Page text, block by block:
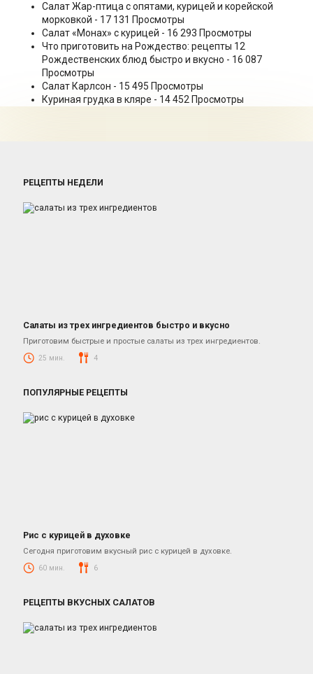
Салат Жар-птица с опятами, курицей и корейской
морковкой - 17 131 Просмотры
Салат «Монах» с курицей - 16 293 Просмотры
Что приготовить на Рождество: рецепты 12
Рождественских блюд быстро и вкусно - 16 087
Просмотры
Салат Карлсон - 15 495 Просмотры
Куриная грудка в кляре - 14 452 Просмотры
РЕЦЕПТЫ НЕДЕЛИ
Салаты
Салаты из трех ингредиентов быстро и вкусно
Приготовим быстрые и простые салаты из трех ингредиентов.
25 мин. 4
ПОПУЛЯРНЫЕ РЕЦЕПТЫ
Блюда из курицы
Рис с курицей в духовке
Сегодня приготовим вкусный рис с курицей в духовке.
60 мин. 6
РЕЦЕПТЫ ВКУСНЫХ САЛАТОВ